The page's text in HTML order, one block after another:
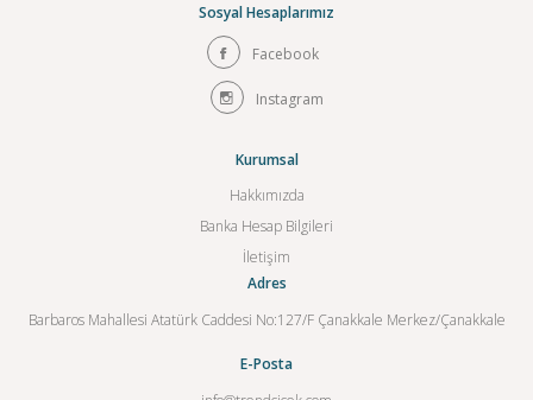
Sosyal Hesaplarımız
Facebook
Instagram
Kurumsal
Hakkımızda
Banka Hesap Bilgileri
İletişim
Adres
Barbaros Mahallesi Atatürk Caddesi No:127/F Çanakkale Merkez/Çanakkale
E-Posta